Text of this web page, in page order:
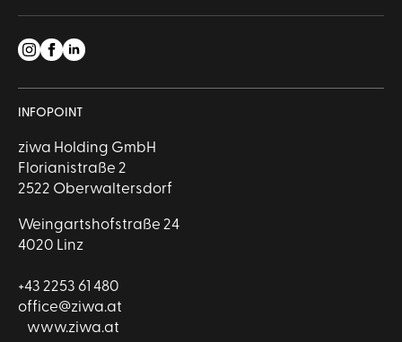
INFOPOINT
ziwa Holding GmbH
Florianistraße 2
2522 Oberwaltersdorf
Weingartshofstraße 24
4020 Linz
+43 2253 61 480
office@ziwa.at
www.ziwa.at